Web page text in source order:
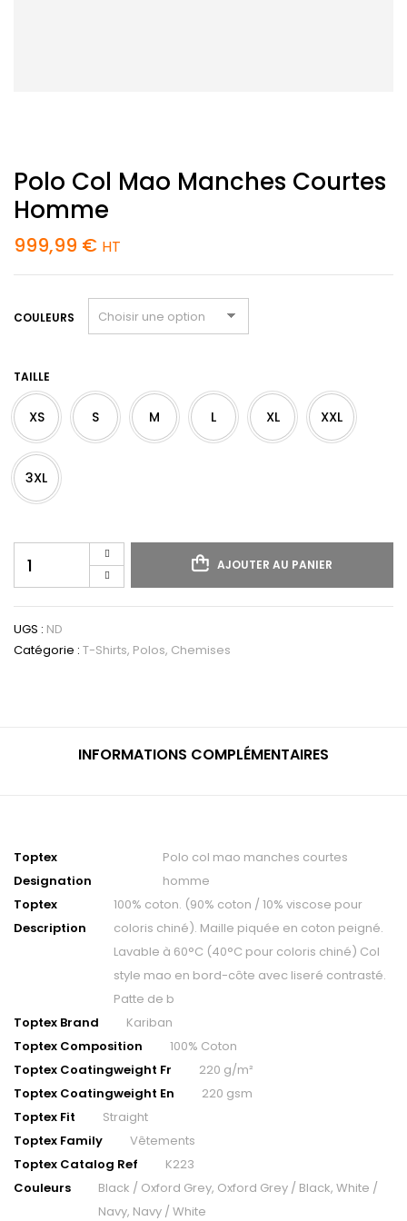
Polo Col Mao Manches Courtes
Homme
999,99 € HT
COULEURS
TAILLE
XS S M L XL XXL
3XL
Polo
col
mao
manches
courtes
AJOUTER AU PANIER
UGS : ND
Catégorie : T-Shirts, Polos, Chemises
INFORMATIONS COMPLÉMENTAIRES
Toptex
Designation
Polo col mao manches courtes
homme
Toptex
Description
100% coton. (90% coton / 10% viscose pour
coloris chiné). Maille piquée en coton peigné.
Lavable à 60°C (40°C pour coloris chiné) Col
style mao en bord-côte avec liseré contrasté.
Patte de b
Toptex Brand
Kariban
Toptex Composition
100% Coton
Toptex Coatingweight Fr
220 g/m²
Toptex Coatingweight En
220 gsm
Toptex Fit
Straight
Toptex Family
Vêtements
Toptex Catalog Ref
K223
Couleurs
Black / Oxford Grey, Oxford Grey / Black, White /
Navy, Navy / White